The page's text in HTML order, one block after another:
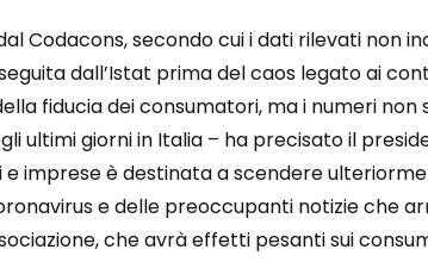
Codacons, secondo cui i dati rilevati non
dall’Istat prima del caos legato ai
fiducia dei consumatori, ma i numeri non
ultimi giorni in Italia – ha precisato il
e imprese è destinata a scendere
e delle preoccupanti notizie che
che avrà effetti pesanti sui